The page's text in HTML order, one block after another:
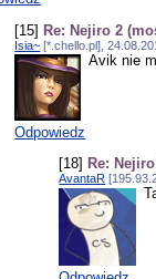
[15] Re: Nejiro 2
Isia~ [*.chello.pl],
Avik nie
Odpowiedz
[18] Re:
AvantaR